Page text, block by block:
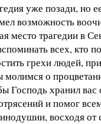
уже позади, но
возможность
место трагедии в
всех, кто
грехи людей,
о
Господь хранил вас
и помог
восходя от